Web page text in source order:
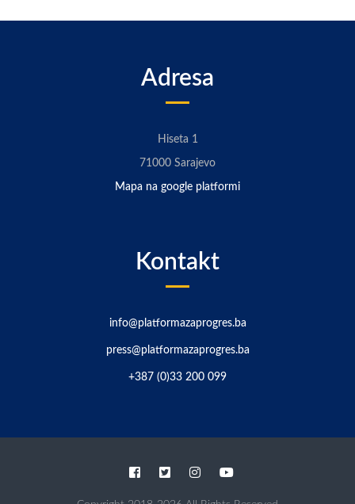
Adresa
Hiseta 1
71000 Sarajevo
Mapa na google platformi
Kontakt
info@platformazaprogres.ba
press@platformazaprogres.ba
+387 (0)33 200 099